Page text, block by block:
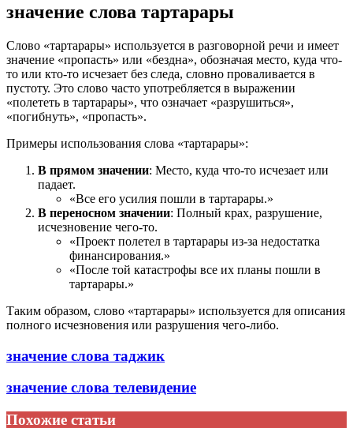
значение слова тартарары
Слово «тартарары» используется в разговорной речи и имеет
значение «пропасть» или «бездна», обозначая место, куда что-
то или кто-то исчезает без следа, словно проваливается в
пустоту. Это слово часто употребляется в выражении
«полететь в тартарары», что означает «разрушиться»,
«погибнуть», «пропасть».
Примеры использования слова «тартарары»:
В прямом значении: Место, куда что-то исчезает или
падает.
«Все его усилия пошли в тартарары.»
В переносном значении: Полный крах, разрушение,
исчезновение чего-то.
«Проект полетел в тартарары из-за недостатка
финансирования.»
«После той катастрофы все их планы пошли в
тартарары.»
Таким образом, слово «тартарары» используется для описания
полного исчезновения или разрушения чего-либо.
значение слова таджик
значение слова телевидение
Похожие статьи